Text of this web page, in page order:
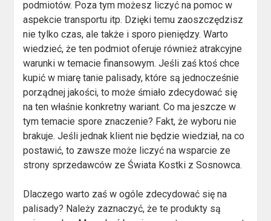
podmiotów. Poza tym możesz liczyć na pomoc w
aspekcie transportu itp. Dzięki temu zaoszczędzisz
nie tylko czas, ale także i sporo pieniędzy. Warto
wiedzieć, że ten podmiot oferuje również atrakcyjne
warunki w temacie finansowym. Jeśli zaś ktoś chce
kupić w miarę tanie palisady, które są jednocześnie
porządnej jakości, to może śmiało zdecydować się
na ten właśnie konkretny wariant. Co ma jeszcze w
tym temacie spore znaczenie? Fakt, że wyboru nie
brakuje. Jeśli jednak klient nie będzie wiedział, na co
postawić, to zawsze może liczyć na wsparcie ze
strony sprzedawców ze Świata Kostki z Sosnowca.
Dlaczego warto zaś w ogóle zdecydować się na
palisady? Należy zaznaczyć, że te produkty są